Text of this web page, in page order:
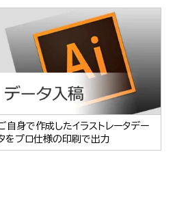
自身で作成したイラストレータデー
をプロ仕様の印刷で出力